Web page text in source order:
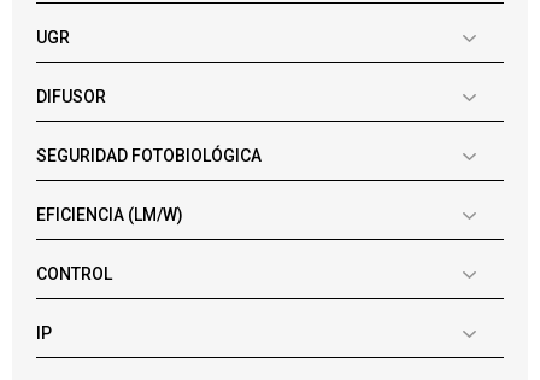
UGR
DIFUSOR
SEGURIDAD FOTOBIOLÓGICA
EFICIENCIA (LM/W)
CONTROL
IP